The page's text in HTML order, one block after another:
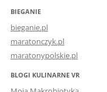
BIEGANIE
bieganie.pl
maratonczyk.pl
maratonypolskie.pl
BLOGI KULINARNE VR